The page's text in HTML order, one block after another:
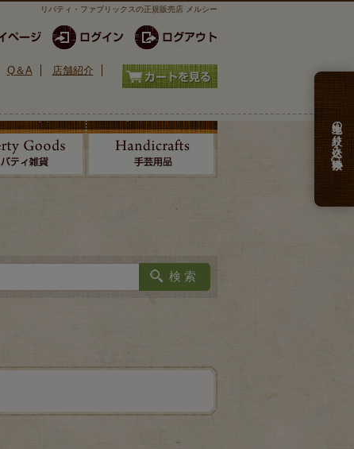
リバティ・ファブリックスの正規販売店 メルシー
Q＆A 店舗紹介
生地の絞り込み検索